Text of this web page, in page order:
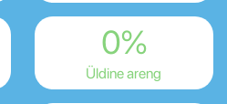
0%
Üldine areng